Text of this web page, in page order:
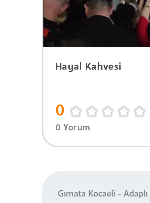
Hayal Kahvesi
0
0 Yorum
Gırnata Kocaeli -